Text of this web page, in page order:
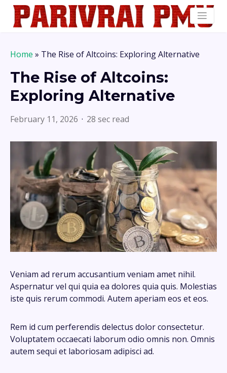
Home » The Rise of Altcoins: Exploring Alternative
The Rise of Altcoins:
Exploring Alternative
February 11, 2026 28 sec read
Veniam ad rerum accusantium veniam amet nihil.
Aspernatur vel qui quia ea dolores quia quis. Molestias
iste quis rerum commodi. Autem aperiam eos et eos.
Rem id cum perferendis delectus dolor consectetur.
Voluptatem occaecati laborum odio omnis non. Omnis
autem sequi et laboriosam adipisci ad.